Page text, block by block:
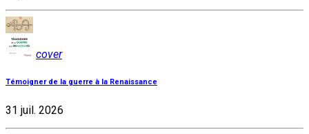
cover
Témoigner de la guerre à la Renaissance
31 juil. 2026